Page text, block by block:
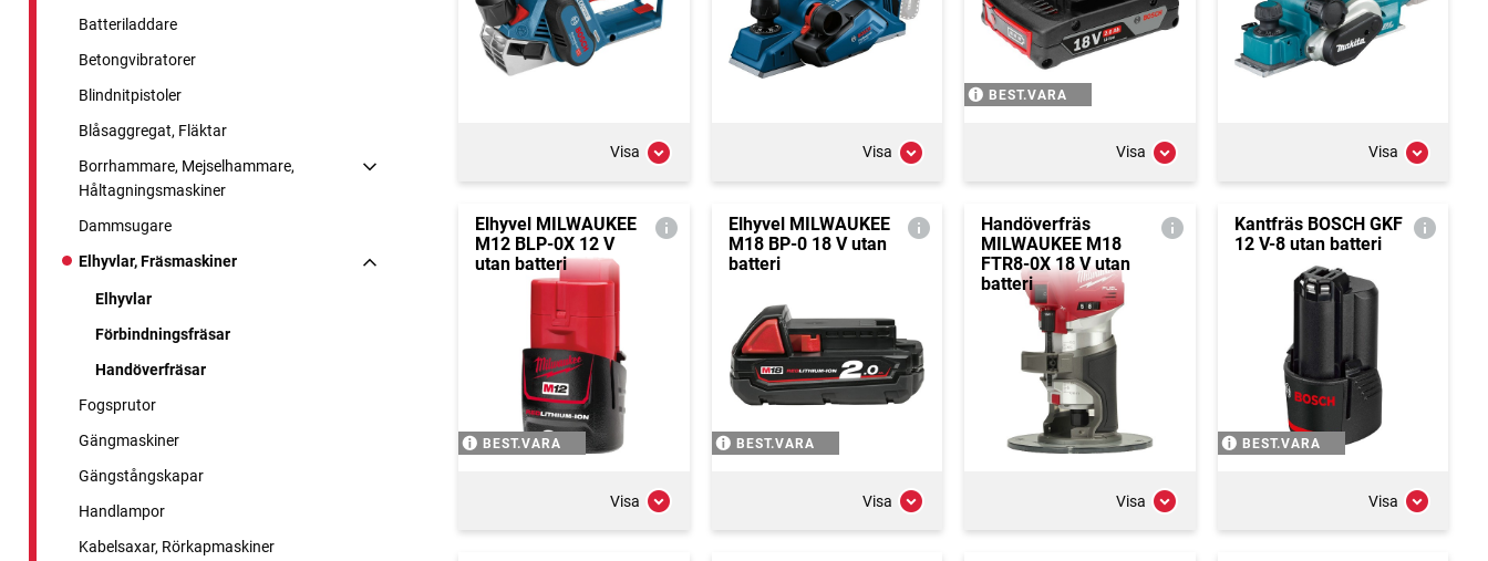
Batteriladdare
Betongvibratorer
Blindnitpistoler
Blåsaggregat, Fläktar
Borrhammare, Mejselhammare,
Håltagningsmaskiner
Dammsugare
Elhyvlar, Fräsmaskiner
Elhyvlar
Förbindningsfräsar
Handöverfräsar
Fogsprutor
Gängmaskiner
Gängstångskapar
Handlampor
Kabelsaxar, Rörkapmaskiner
Visa Visa
BEST.VARA
Visa Visa
Elhyvel MILWAUKEE
M12 BLP-0X 12 V
utan batteri
BEST.VARA
Visa
Elhyvel MILWAUKEE
M18 BP-0 18 V utan
batteri
BEST.VARA
Visa
Handöverfräs
MILWAUKEE M18
FTR8-0X 18 V utan
batteri
Visa
Kantfräs BOSCH GKF
12 V-8 utan batteri
BEST.VARA
Visa